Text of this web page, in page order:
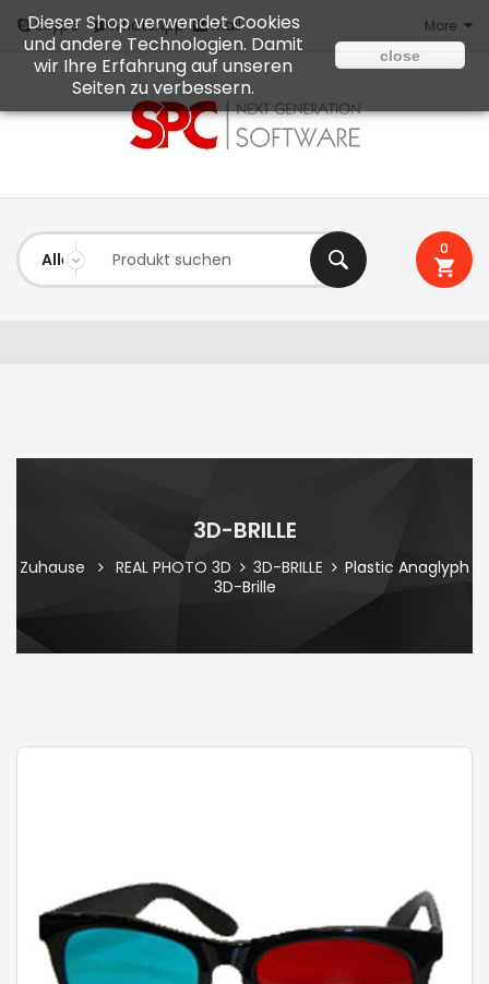
Skype WhatsApp Mail More
0
3D-BRILLE
Zuhause REAL PHOTO 3D 3D-BRILLE
Plastic Anaglyph
3D-Brille
Dieser Shop verwendet Cookies
und andere Technologien. Damit
wir Ihre Erfahrung auf unseren
Seiten zu verbessern.
close